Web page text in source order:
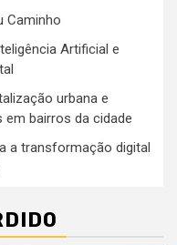
Caminho
Artificial e
urbana e
bairros da cidade
a transformação digital